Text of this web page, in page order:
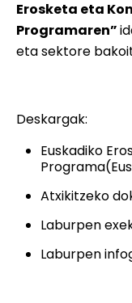
Erosketa eta
Programaren”
eta sektore
Deskargak:
Euskadiko
Atxikitzeko
Laburpen
Laburpen